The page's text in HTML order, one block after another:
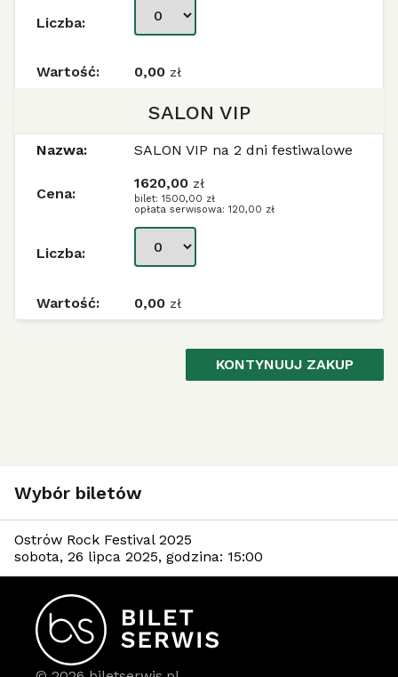
0,00zł
SALON VIP
SALON VIP na 2 dni festiwalowe
1620,00zł
bilet: 1500,00 zł
opłata serwisowa: 120,00 zł
0,00zł
KONTYNUUJ ZAKUP
Wybór biletów
Ostrów Rock Festival 2025
sobota, 26 lipca 2025, godzina: 15:00